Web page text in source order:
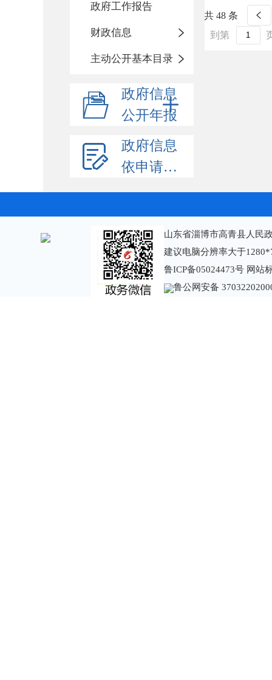
政府工作报告
财政信息
主动公开基本目录
政府信息
公开年报
政府信息
依申请公开
共 48 条
到第
山东省淄博市高青县人民
建议电脑分辨率大于
鲁ICP备05024473号 网站
鲁公网安备